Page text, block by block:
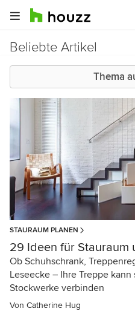
Beliebte Artikel
Thema
STAURAUM PLANEN
29 Ideen für Stauraum
Ob Schuhschrank,
Leseecke – Ihre Treppe
Stockwerke verbinden
Von Catherine Hug